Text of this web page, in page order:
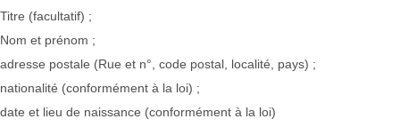
Titre (facultatif) ;
Nom et prénom ;
adresse postale (Rue et n°, code postal, localité, pays) ;
nationalité (conformément à la loi) ;
date et lieu de naissance (conformément à la loi)